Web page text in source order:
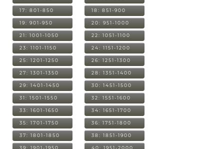
17: 801-850 18: 851-900
19: 901-950 20: 951-1000
21: 1001-1050 22: 1051-1100
23: 1101-1150 24: 1151-1200
25: 1201-1250 26: 1251-1300
27: 1301-1350 28: 1351-1400
29: 1401-1450 30: 1451-1500
31: 1501-1550 32: 1551-1600
33: 1601-1650 34: 1651-1700
35: 1701-1750 36: 1751-1800
37: 1801-1850 38: 1851-1900
39: 1901-1950 40: 1951-2000